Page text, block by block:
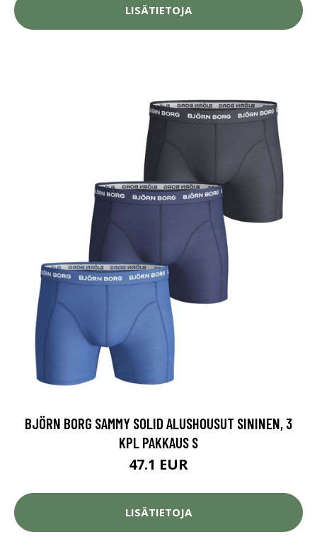
LISÄTIETOJA
BJÖRN BORG SAMMY SOLID ALUSHOUSUT SININEN, 3
KPL PAKKAUS S
47.1 EUR
LISÄTIETOJA